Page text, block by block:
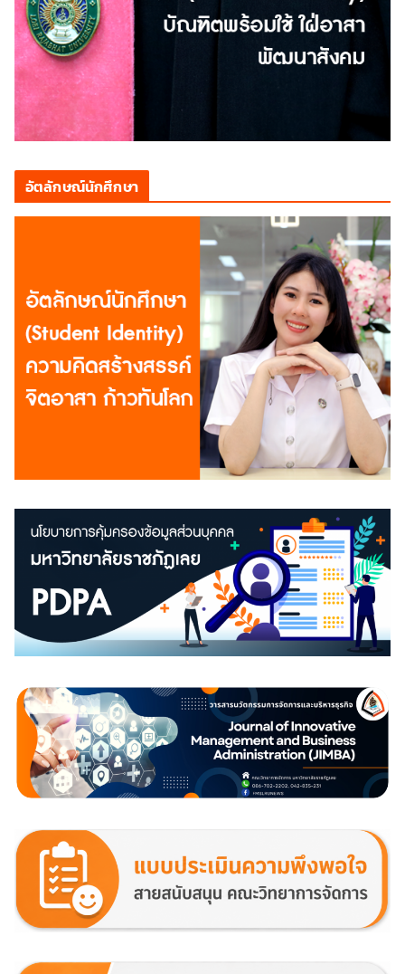
อัตลักษณ์นักศึกษา